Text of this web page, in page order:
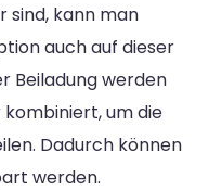
sind, kann man
auch auf dieser
Beiladung werden
um die
Dadurch können
werden.